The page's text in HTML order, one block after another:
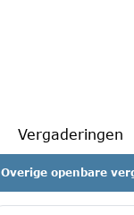
Vergaderingen
Overige openbare